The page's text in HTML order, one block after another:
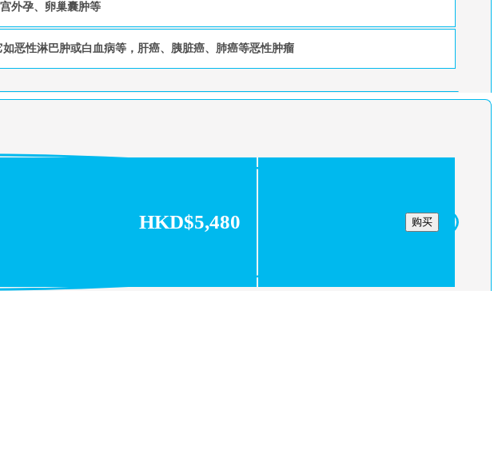
外孕、卵巢囊肿等
恶性淋巴肿或白血病等，肝癌、胰脏癌、肺癌等恶性肿瘤
HKD$5,480 购买